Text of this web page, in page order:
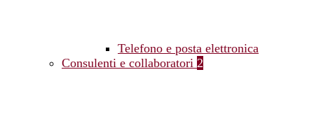
Telefono e posta elettronica
Consulenti e collaboratori 2